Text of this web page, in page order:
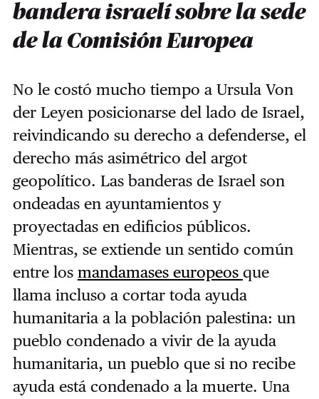
bandera israelí sobre la sede
de la Comisión Europea
No le costó mucho tiempo a Ursula Von
der Leyen posicionarse del lado de Israel,
reivindicando su derecho a defenderse, el
derecho más asimétrico del argot
geopolítico. Las banderas de Israel son
ondeadas en ayuntamientos y
proyectadas en edificios públicos.
Mientras, se extiende un sentido común
entre los mandamases europeos que
llama incluso a cortar toda ayuda
humanitaria a la población palestina: un
pueblo condenado a vivir de la ayuda
humanitaria, un pueblo que si no recibe
ayuda está condenado a la muerte. Una